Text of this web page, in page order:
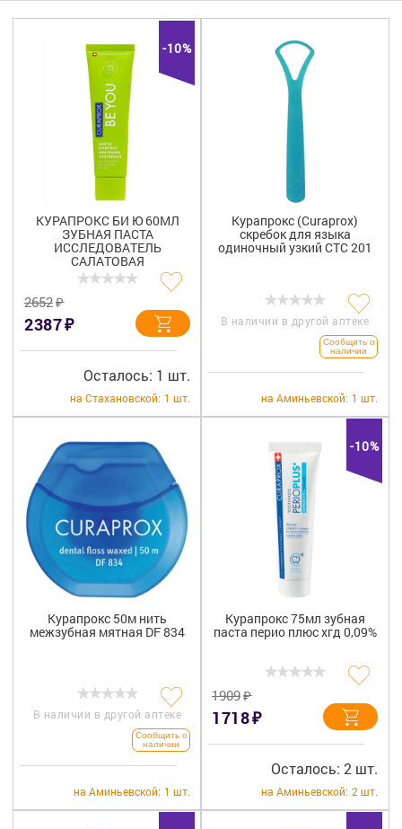
Изделия медицинского назначения
Планирование семьи
Медтехника
Мама и малыш
Уход за больными
Витамины
Скидки и акции
+7 (495) 921-40-74 Вакансии
-10%
КУРАПРОКС БИ Ю 60МЛ
ЗУБНАЯ ПАСТА
ИССЛЕДОВАТЕЛЬ
САЛАТОВАЯ
2652₽
2387₽
Осталось: 1 шт.
на Стахановской: 1 шт.
Курапрокс (Curaprox)
скребок для языка
одиночный узкий CTC 201
В наличии в другой аптеке
Сообщить о
наличии
на Аминьевской: 1 шт.
Курапрокс 50м нить
межзубная мятная DF 834
В наличии в другой аптеке
Сообщить о
наличии
на Аминьевской: 1 шт.
-10%
Курапрокс 75мл зубная
паста перио плюс хгд 0,09%
1909₽
1718₽
Осталось: 2 шт.
на Аминьевской: 2 шт.